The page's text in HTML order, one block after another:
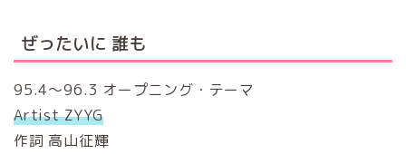
ぜったいに 誰も
95.4～96.3 オープニング・テーマ
Artist ZYYG
作詞 高山征輝